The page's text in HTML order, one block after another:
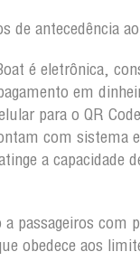
antecedência
é eletrônica,
em
para o QR
com sistema
a capacidade
a passageiros com
obedece aos